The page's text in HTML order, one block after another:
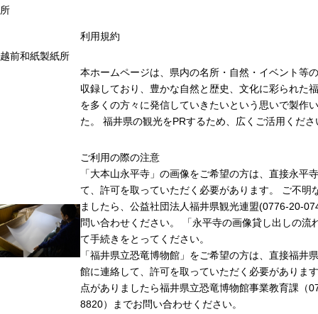
所
越前和紙製紙所
利用規約
本ホームページは、県内の名所・自然・イベント等
収録しており、豊かな自然と歴史、文化に彩られた
を多くの方々に発信していきたいという思いで製作
た。 福井県の観光をPRするため、広くご活用くださ
ご利用の際の注意
「大本山永平寺」の画像をご希望の方は、直接永平
て、許可を取っていただく必要があります。 ご不明
ましたら、公益社団法人福井県観光連盟(0776-20-
問い合わせください。 「永平寺の画像貸し出しの流
て手続きをとってください。
「福井県立恐竜博物館」をご希望の方は、直接福井
館に連絡して、許可を取っていただく必要がありま
点がありましたら福井県立恐竜博物館事業教育課（
8820）までお問い合わせください。